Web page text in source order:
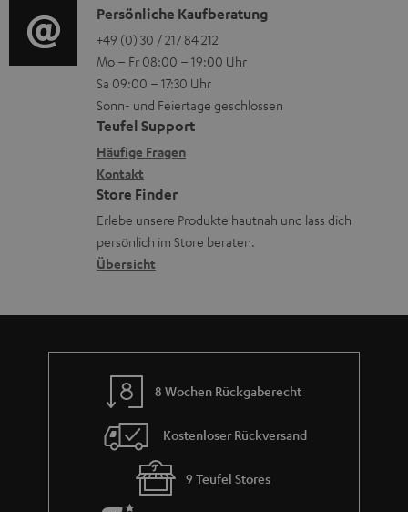
e
n
z
u
r
G
a
r
a
n
i
e
g
e
r
ä
t
e
R
ü
c
k
a
h
m
i
o
-
L
e
x
i
k
o
n
K
o
n
t
a
k
t
d
a
t
n
Persönliche Kaufberatung
+49 (0) 30 / 217 84 212
Mo – Fr 08:00 – 19:00 Uhr
Sa 09:00 – 17:30 Uhr
Sonn- und Feiertage geschlossen
Teufel Support
Häufige Fragen
Kontakt
Store Finder
Erlebe unsere Produkte hautnah und lass dich
persönlich im Store beraten.
Übersicht
8 Wochen Rückgaberecht
Kostenloser Rückversand
9 Teufel Stores